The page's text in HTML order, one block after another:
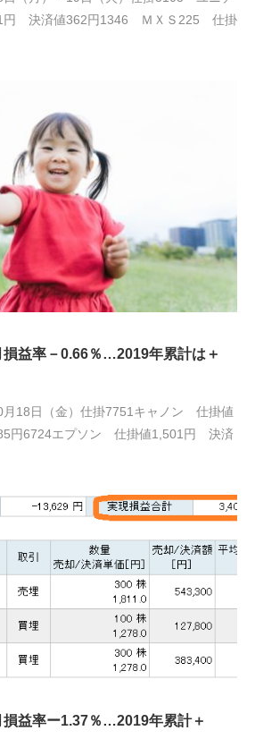
円 決済値362円1346 ＭＸＳ225 仕掛
益率－0.66％…2019年累計は＋
月18日（金）仕掛7751キャノン 仕掛値
円6724エプソン 仕掛値1,501円 決済
益率ー1.37％…2019年累計＋